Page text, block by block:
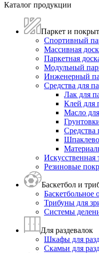
Каталог продукции
Паркет и
Спортивный
Массивная
Паркетная
Модульный
Инженерный
Средства для
Лак для
Клей для
Масло
Средства
Искусственная
Резиновые
Баскетбол и
Баскетбольное
Трибуны для
Системы
Для раздевалок
Шкафы для
Скамьи для